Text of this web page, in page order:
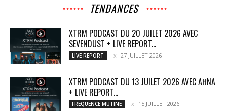
TENDANCES
XTRM PODCAST DU 20 JUILET 2026 AVEC
SEVENDUST + LIVE REPORT...
LIVE REPORT 27 JUILLET 2026
XTRM PODCAST DU 13 JUILET 2026 AVEC AĦNA
+ LIVE REPORT...
FREQUENCE MUTINE 15 JUILLET 2026